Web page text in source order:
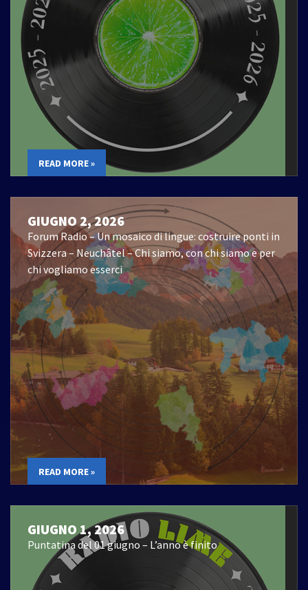
READ MORE »
GIUGNO 2, 2026
Forum Radio – Un mosaico di lingue: costruire ponti in
Svizzera – Neuchâtel – Chi siamo, con chi siamo e per
chi vogliamo esserci
READ MORE »
GIUGNO 1, 2026
Puntatina del 01 giugno – L’anno è finito